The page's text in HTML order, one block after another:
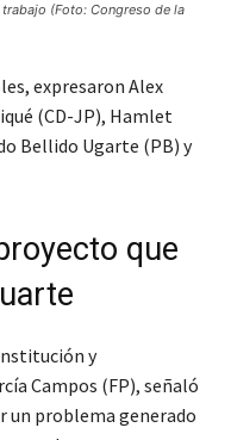
(Foto: Congreso de la
expresaron Alex
(CD-JP), Hamlet
Bellido Ugarte (PB) y
que
y
Campos (FP), señaló
un problema generado